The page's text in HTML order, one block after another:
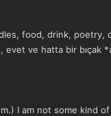
food, drink,
evet ve hatta bir bıçak
I am not some kind